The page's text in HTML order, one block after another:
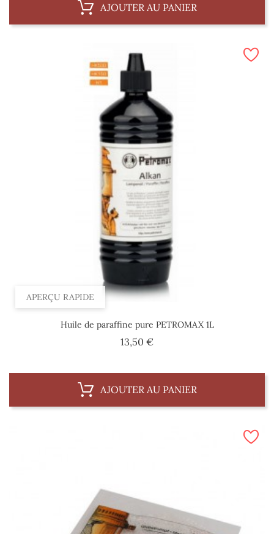
AJOUTER AU PANIER
APERÇU RAPIDE
Huile de paraffine pure PETROMAX 1L
13,50 €Prix
AJOUTER AU PANIER